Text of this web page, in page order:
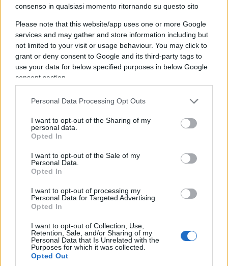
consenso in qualsiasi momento ritornando su questo sito
Please note that this website/app uses one or more Google
services and may gather and store information including but
not limited to your visit or usage behaviour. You may click to
grant or deny consent to Google and its third-party tags to
use your data for below specified purposes in below Google
consent section.
Personal Data Processing Opt Outs
I want to opt-out of the Sharing of my
personal data.
Opted In
I want to opt-out of the Sale of my
Personal Data.
Opted In
I want to opt-out of processing my
Personal Data for Targeted Advertising.
Opted In
I want to opt-out of Collection, Use,
Retention, Sale, and/or Sharing of my
Personal Data that Is Unrelated with the
Purposes for which it was collected.
Opted Out
arrivata a una convinzione: quei brani,
semplicemente sbagliati per un contesto da “notte
di Capodanno”, fosseroun messaggio in codice
rivolto a loro due. Una dichiarazione mandata in
mondovisione a chi, quella sera, aveva scelto di
non ascoltare.
un presagio. Se quel segnale fosse arrivato — se
Fabiola avesse acceso la televisione quella notte,
se le parole di quelle due canzoni fossero state
raccolte e non lasciate cadere — la storia tra i due
si sarebbe chiusa diversamente nei quattro giorni
che restavano? O il destino, come dice lei stessa
parlando del caso e del non caso nella loro storia,
aveva già scritto un’altra pagina, indipendente da
qualunque riavvicinamento?